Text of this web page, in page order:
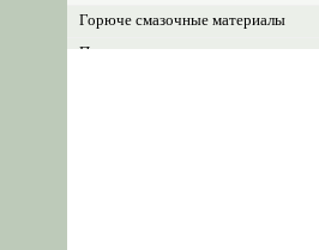
Горюче смазочные материалы
Промышленная химия